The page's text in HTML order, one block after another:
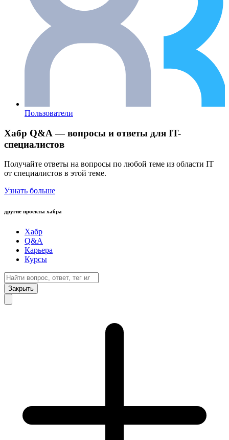
Пользователи
Хабр Q&A — вопросы и ответы для IT-
специалистов
Получайте ответы на вопросы по любой теме из области IT
от специалистов в этой теме.
Узнать больше
другие проекты хабра
Хабр
Q&A
Карьера
Курсы
Закрыть